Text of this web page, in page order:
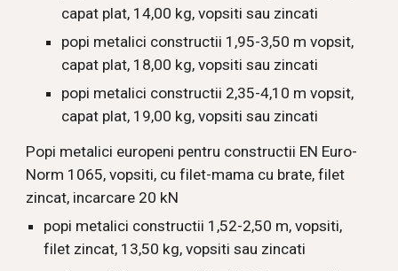
capat plat, 14,00 kg, vopsiti sau zincati
popi metalici constructii 1,95-3,50 m vopsit,
capat plat, 18,00 kg, vopsiti sau zincati
popi metalici constructii 2,35-4,10 m vopsit,
capat plat, 19,00 kg, vopsiti sau zincati
Popi metalici europeni pentru constructii EN Euro-
Norm 1065, vopsiti, cu filet-mama cu brate, filet
zincat, incarcare 20 kN
popi metalici constructii 1,52-2,50 m, vopsiti,
filet zincat, 13,50 kg, vopsiti sau zincati